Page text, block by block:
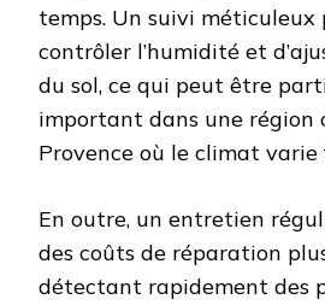
temps. Un suivi méticuleux
contrôler l’humidité et
du sol, ce qui peut être
important dans une région
Provence où le climat
En outre, un entretien
des coûts de réparation
détectant rapidement des